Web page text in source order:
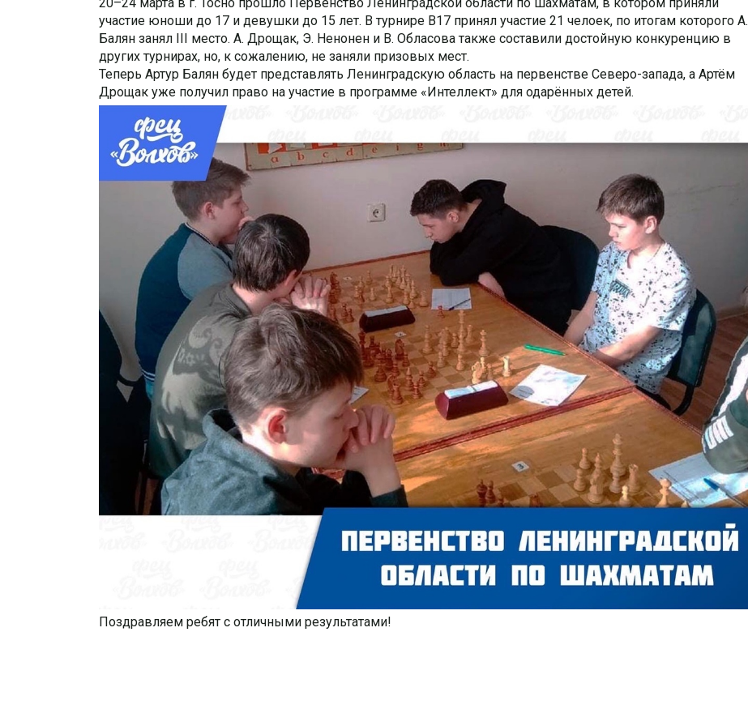
участие юноши до 17 и девушки до 15 лет. В турнире В17 принял участие 21 челоек, по итогам которого А.
Балян занял III место. А. Дрощак, Э. Ненонен и В. Обласова также составили достойную конкуренцию в
других турнирах, но, к сожалению, не заняли призовых мест.
Теперь Артур Балян будет представлять Ленинградскую область на первенстве Северо-запада, а Артём
Дрощак уже получил право на участие в программе «Интеллект» для одарённых детей.
Поздравляем ребят с отличными результатами!